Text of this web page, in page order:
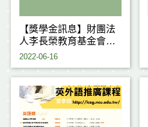
【獎學金訊息】財團法
人李長榮教育基金會第
十一屆獎學金活動
2022-06-16